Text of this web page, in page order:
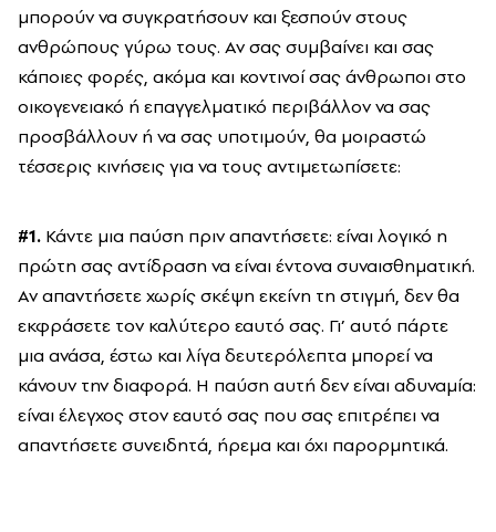
μπορούν να συγκρατήσουν και ξεσπούν στους
ανθρώπους γύρω τους. Αν σας συμβαίνει και σας
κάποιες φορές, ακόμα και κοντινοί σας άνθρωποι στο
οικογενειακό ή επαγγελματικό περιβάλλον να σας
προσβάλλουν ή να σας υποτιμούν, θα μοιραστώ
τέσσερις κινήσεις για να τους αντιμετωπίσετε:
#1. Κάντε μια παύση πριν απαντήσετε: είναι λογικό η
πρώτη σας αντίδραση να είναι έντονα συναισθηματική.
Αν απαντήσετε χωρίς σκέψη εκείνη τη στιγμή, δεν θα
εκφράσετε τον καλύτερο εαυτό σας. Γι’ αυτό πάρτε
μια ανάσα, έστω και λίγα δευτερόλεπτα μπορεί να
κάνουν την διαφορά. Η παύση αυτή δεν είναι αδυναμία:
είναι έλεγχος στον εαυτό σας που σας επιτρέπει να
απαντήσετε συνειδητά, ήρεμα και όχι παρορμητικά.